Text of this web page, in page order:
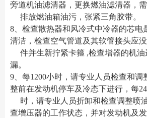
旁道机油滤清器，更换燃油滤清器，
排放燃油箱油污，张紧三角胶带。
8、检查散热器和风冷式中冷器的芯电
清洁，检查空气管道及其软管接头应
件并生新拧紧卡箍 ,检查增器的机油
漏。
9、每1200小时，请专业人员检查和调
整前在发动机停车及冷态下进行，每
时，请专业人员折卸和检查调整喷
查增压器的工作状态，并对发动机及